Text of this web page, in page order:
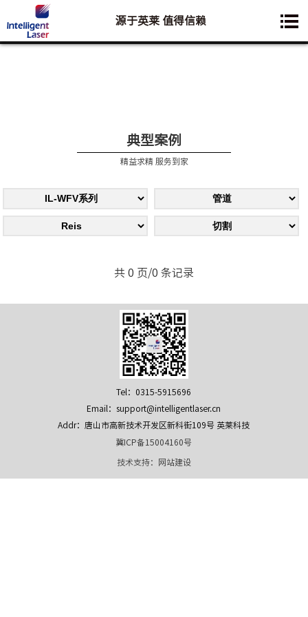
您想要了解的业务是:
源于英莱 值得信赖
典型案例
精益求精 服务到家
共 0 页/0 条记录
Tel：0315-5915696
Email：support@intelligentlaser.cn
Addr：唐山市高新技术开发区新科街109号 英莱科技
冀ICP备15004160号
技术支持： 网站建设